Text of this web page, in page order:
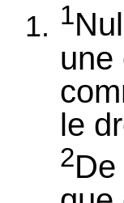
1
une
le
2